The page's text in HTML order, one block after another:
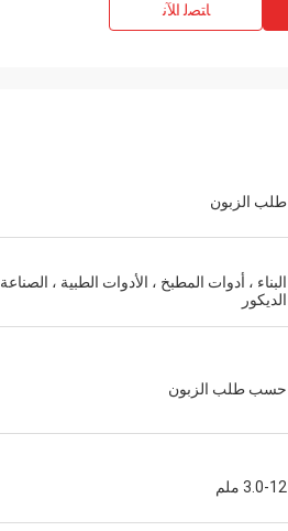
ﺎﺘﺼﻟ ﺍﻶﻧ
طلب الزبون
البناء ، أدوات المطبخ ، الأدوات الطبية ،
الديكور
حسب طلب الزبون
3.0-12 ملم